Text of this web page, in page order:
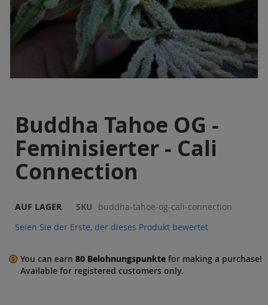
Sale
Blog
Anfang
der
Bildgalerie
springen
Buddha Tahoe OG -
Feminisierter - Cali
Connection
AUF LAGER SKU buddha-tahoe-og-cali-connection
Seien Sie der Erste, der dieses Produkt bewertet
You can earn 80 Belohnungspunkte for making a purchase!
Available for registered customers only.